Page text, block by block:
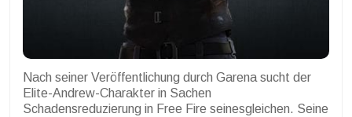
Nach seiner Veröffentlichung durch Garena sucht der
Elite-Andrew-Charakter in Sachen
Schadensreduzierung in Free Fire seinesgleichen. Seine